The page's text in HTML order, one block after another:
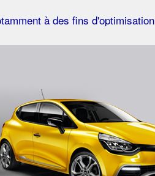
à des fins d'optimisation